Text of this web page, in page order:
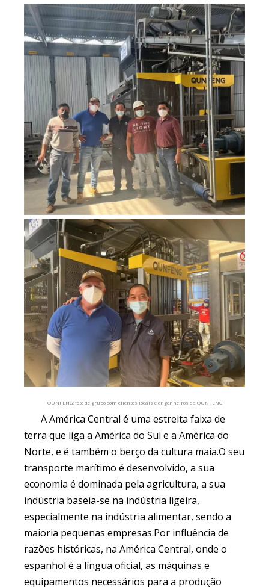
QUNFENG: foto de grupo com clientes locais e engenheiros da QUNFENG
A América Central é uma estreita faixa de
terra que liga a América do Sul e a América do
Norte, e é também o berço da cultura maia.O seu
transporte marítimo é desenvolvido, a sua
economia é dominada pela agricultura, a sua
indústria baseia-se na indústria ligeira,
especialmente na indústria alimentar, sendo a
maioria pequenas empresas.Por influência de
razões históricas, na América Central, onde o
espanhol é a língua oficial, as máquinas e
equipamentos necessários para a produção